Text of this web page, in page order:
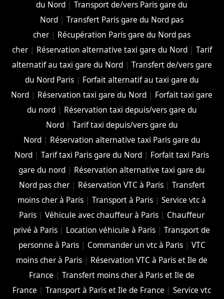
du Nord |Transport de/vers Paris gare du
Nord |Transfert Paris gare du Nord pas
cher | Récupération Paris gare du Nord pas
cher| Réservation alternative taxi gare du Nord| Tarif
alternatif au taxi gare du Nord| Transfert de/vers gare
du Nord Paris| Forfait alternatif au taxi gare du
Nord | Réservation taxi gare du Nord | Forfait taxi gare
du nord| Réservation taxi depuis/vers gare du
Nord| Tarif taxi depuis/vers gare du
Nord| Réservation alternative taxi Paris gare du
Nord |Tarif taxi Paris gare du Nord | Forfait taxi Paris
gare du nord | Réservation alternative taxi gare du
Nord pas cher| Réservation VTC à Paris| Transfert
moins cher à Paris |Transport à Paris |Service vtc à
Paris |Véhicule avec chauffeur à Paris | Chauffeur
privé à Paris | Location véhicule à Paris |Transport de
personne à Paris| Commander un vtc à Paris| VTC
moins cher à Paris | Réservation VTC à Paris et Ile de
France |Transfert moins cher à Paris et Ile de
France |Transport à Paris et Ile de France |Service vtc